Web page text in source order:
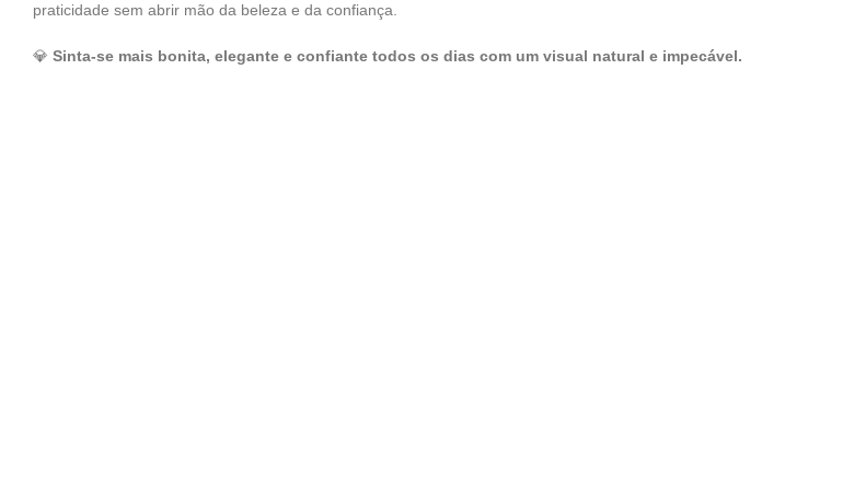
praticidade sem abrir mão da beleza e da confiança.
💎 Sinta-se mais bonita, elegante e confiante todos os dias com um visual natural e impecável.